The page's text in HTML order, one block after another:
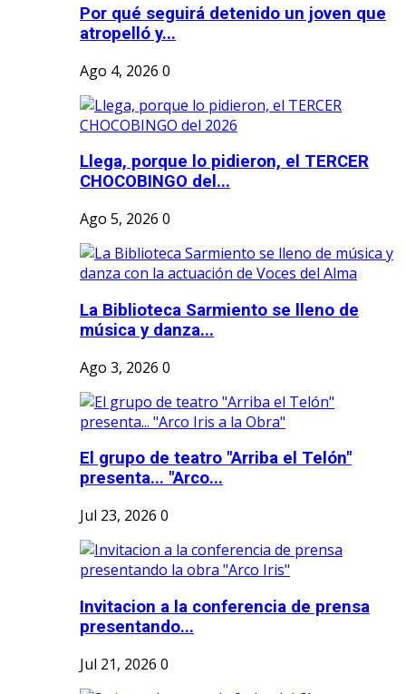
Por qué seguirá detenido un joven que
atropelló y...
Ago 4, 2026 0
Llega, porque lo pidieron, el TERCER
CHOCOBINGO del...
Ago 5, 2026 0
La Biblioteca Sarmiento se lleno de
música y danza...
Ago 3, 2026 0
El grupo de teatro "Arriba el Telón"
presenta... "Arco...
Jul 23, 2026 0
Invitacion a la conferencia de prensa
presentando...
Jul 21, 2026 0